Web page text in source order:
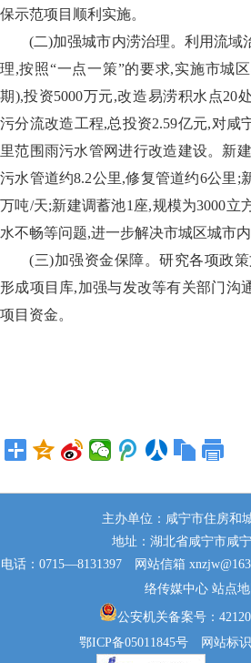
保示范项目顺利实施。
(二)加强城市内涝治理。利用流域
理,按照“一点一策”的要求,实施市城
期),投资5000万元,改造易涝积水点20
污分流改造工程,总投资2.59亿元,对咸
里范围雨污水管网进行改造建设。新
污水管道约8.2公里,修复管道约6公里;
万吨/天;新建调蓄池1座,规模为3000立
水不畅等问题,进一步解决市城区城市内
(三)加强资金保障。研究各项政
形成项目库,加强与发改等有关部门沟
项目资金。
主办单位：咸宁市住房和
地址：湖北省咸宁市咸
电话：0715—8131397 网站信箱
络传媒中心 站点地
公安机关备案号：
鄂ICP备05011845号 网站标识